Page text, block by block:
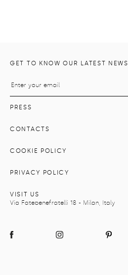
GET TO KNOW OUR LATEST NEWS
PRESS
CONTACTS
COOKIE POLICY
PRIVACY POLICY
VISIT US
Via Fatebenefratelli 18 - Milan, Italy